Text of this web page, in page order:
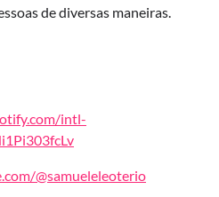
de diversas maneiras.
intl-
@samueleleoterio